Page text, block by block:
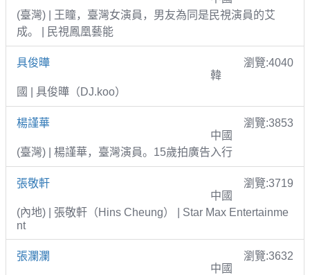
(臺灣) | 王瞳，臺灣女演員，男友為同是民視演員的艾
成。 | 民視鳳凰藝能
具俊曄
瀏覽:4040
韓
國 | 具俊曄（DJ.koo）
楊謹華
瀏覽:3853
中國
(臺灣) | 楊謹華，臺灣演員。15歲拍廣告入行
張敬軒
瀏覽:3719
中國
(內地) | 張敬軒（Hins Cheung） | Star Max Entertainme
nt
張瀾瀾
瀏覽:3632
中國